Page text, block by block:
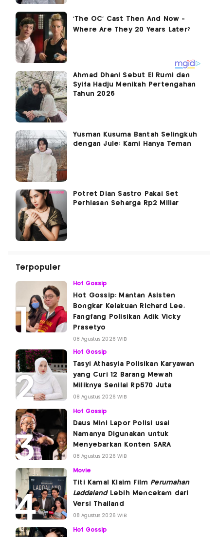
Ahmad Dhani Sebut El Rumi dan
Syifa Hadju Menikah Pertengahan
Tahun 2026
Yusman Kusuma Bantah Selingkuh
dengan Jule: Kami Hanya Teman
Potret Dian Sastro Pakai Set
Perhiasan Seharga Rp2 Miliar
Terpopuler
Hot Gossip
Hot Gossip: Mantan Asisten
Bongkar Kelakuan Richard Lee,
Fangfang Polisikan Adik Vicky
Prasetyo
08 Agustus 2026 WIB
Hot Gossip
Tasyi Athasyia Polisikan Karyawan
yang Curi 12 Barang Mewah
Miliknya Senilai Rp570 Juta
08 Agustus 2026 WIB
Hot Gossip
Daus Mini Lapor Polisi usai
Namanya Digunakan untuk
Menyebarkan Konten SARA
08 Agustus 2026 WIB
Movie
Titi Kamal Klaim Film Perumahan
LaddalandLebih Mencekam dari
Versi Thailand
08 Agustus 2026 WIB
Hot Gossip